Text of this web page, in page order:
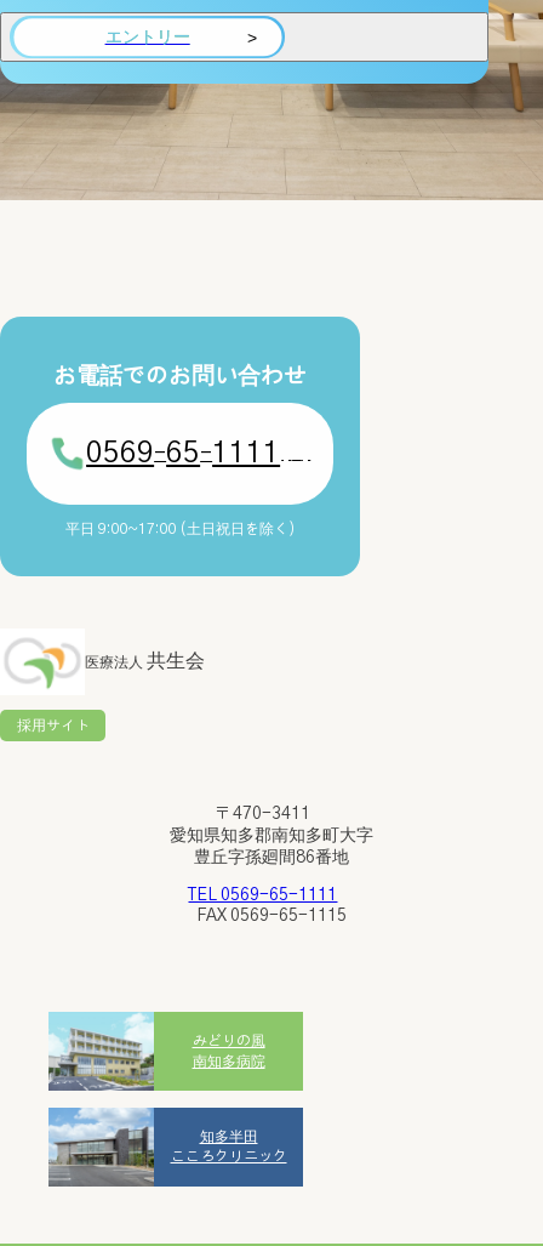
エントリー
お電話でのお問い合わせ
0569-65-1111
平日 9:00~17:00 (土日祝日を除く)
医療法人 共生会
採用サイト
〒 470-3411
愛知県知多郡南知多町大字
豊丘字孫廻間86番地
TEL 0569-65-1111
FAX 0569-65-1115
みどりの風
南知多病院
知多半田
こころクリニック